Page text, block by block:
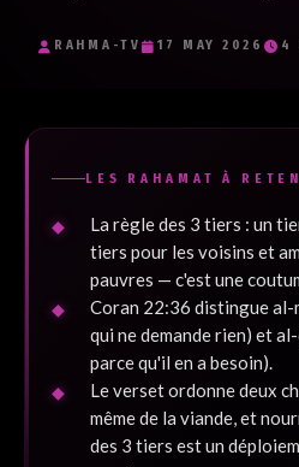
RAHMA-TV 17 MAY 2026 4
LES RAHAMAT À
La règle des 3 tiers : un
tiers pour les voisins et
pauvres — c'est une
Coran 22:36 distingue al-
qui ne demande rien) et
parce qu'il en a besoin).
Le verset ordonne deux
même de la viande, et
des 3 tiers est un